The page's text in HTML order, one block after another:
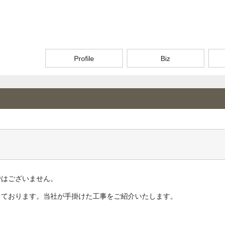
Profile Biz
ございません。
おります。当社が手掛けた工事をご紹介いたします。